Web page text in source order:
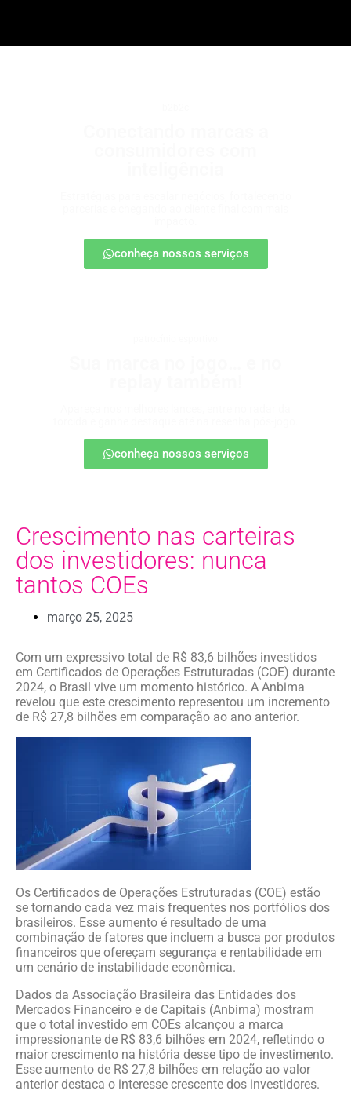
conheça nossos serviços
conheça nossos serviços
Crescimento nas carteiras
dos investidores: nunca
tantos COEs
março 25, 2025
Com um expressivo total de R$ 83,6 bilhões investidos
em Certificados de Operações Estruturadas (COE) durante
2024, o Brasil vive um momento histórico. A Anbima
revelou que este crescimento representou um incremento
de R$ 27,8 bilhões em comparação ao ano anterior.
Os Certificados de Operações Estruturadas (COE) estão
se tornando cada vez mais frequentes nos portfólios dos
brasileiros. Esse aumento é resultado de uma
combinação de fatores que incluem a busca por produtos
financeiros que ofereçam segurança e rentabilidade em
um cenário de instabilidade econômica.
Dados da Associação Brasileira das Entidades dos
Mercados Financeiro e de Capitais (Anbima) mostram
que o total investido em COEs alcançou a marca
impressionante de R$ 83,6 bilhões em 2024, refletindo o
maior crescimento na história desse tipo de investimento.
Esse aumento de R$ 27,8 bilhões em relação ao valor
anterior destaca o interesse crescente dos investidores.